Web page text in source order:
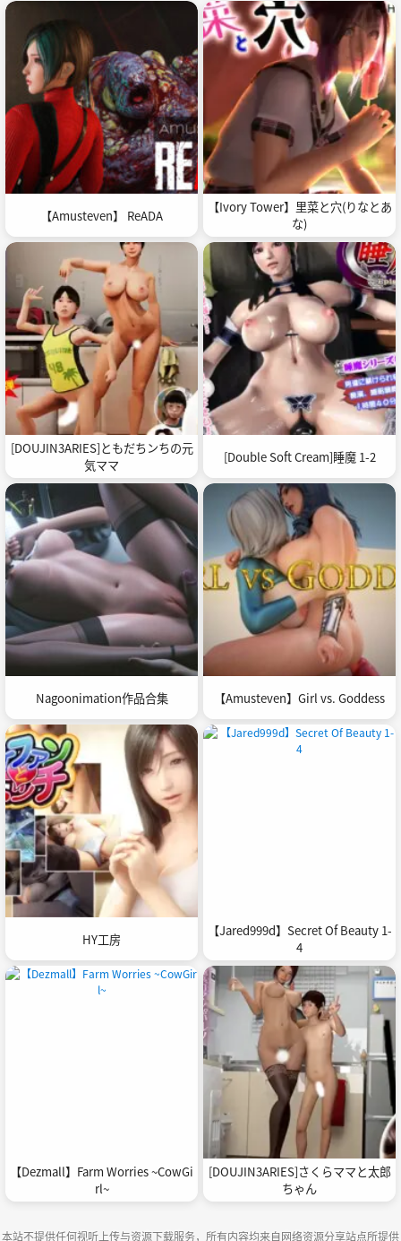
【Amusteven】 ReADA
【Ivory Tower】里菜と穴(りなとあ
な)
[DOUJIN3ARIES]ともだちンちの元
気ママ
[Double Soft Cream]睡魔 1-2
Nagoonimation作品合集 【Amusteven】Girl vs. Goddess
HY工房
【Jared999d】Secret Of Beauty 1-
4
【Dezmall】Farm Worries ~CowGi
rl~
[DOUJIN3ARIES]さくらママと太郎
ちゃん
本站不提供任何视听上传与资源下载服务，所有内容均来自网络资源分享站点所提供